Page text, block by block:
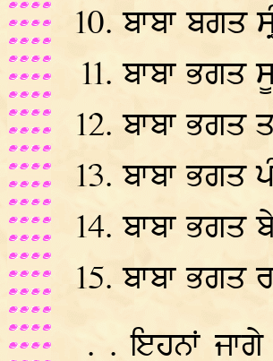
ਬਾਬਾ ਬਗਤ
ਬਾਬਾ ਭਗਤ
ਬਾਬਾ ਭਗਤ
ਬਾਬਾ ਭਗਤ
ਬਾਬਾ ਭਗਤ
ਬਾਬਾ ਭਗਤ
. . ਇਹਨਾਂ